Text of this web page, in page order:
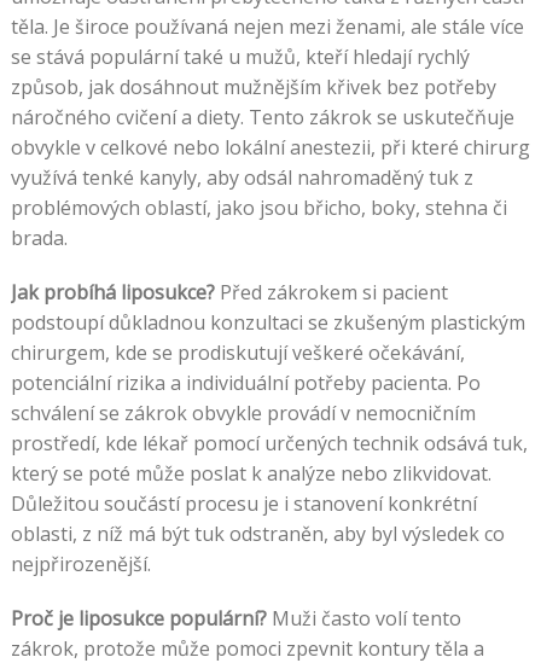
těla. Je široce používaná nejen mezi ženami, ale stále více
se stává populární také u mužů, kteří hledají rychlý
způsob, jak dosáhnout mužnějším křivek bez potřeby
náročného cvičení a diety. Tento zákrok se uskutečňuje
obvykle v celkové nebo lokální anestezii, při které chirurg
využívá tenké kanyly, aby odsál nahromaděný tuk z
problémových oblastí, jako jsou břicho, boky, stehna či
brada.
Jak probíhá liposukce?Před zákrokem si pacient
podstoupí důkladnou konzultaci se zkušeným plastickým
chirurgem, kde se prodiskutují veškeré očekávání,
potenciální rizika a individuální potřeby pacienta. Po
schválení se zákrok obvykle provádí v nemocničním
prostředí, kde lékař pomocí určených technik odsává tuk,
který se poté může poslat k analýze nebo zlikvidovat.
Důležitou součástí procesu je i stanovení konkrétní
oblasti, z níž má být tuk odstraněn, aby byl výsledek co
nejpřirozenější.
Proč je liposukce populární?Muži často volí tento
zákrok, protože může pomoci zpevnit kontury těla a